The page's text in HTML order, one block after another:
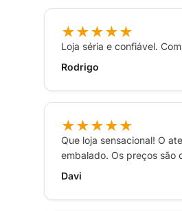
★★★★★
Loja séria e confiável.
Rodrigo
★★★★★
Que loja sensacional! O
embalado. Os preços são
Davi